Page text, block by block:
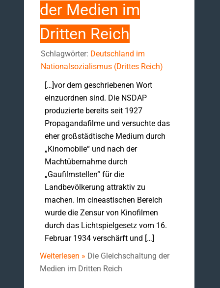
der Medien im
Dritten Reich
Schlagwörter: Deutschland im
Nationalsozialismus (Drittes Reich)
[…]vor dem geschriebenen Wort
einzuordnen sind. Die NSDAP
produzierte bereits seit 1927
Propagandafilme und versuchte das
eher großstädtische Medium durch
„Kinomobile“ und nach der
Machtübernahme durch
„Gaufilmstellen“ für die
Landbevölkerung attraktiv zu
machen. Im cineastischen Bereich
wurde die Zensur von Kinofilmen
durch das Lichtspielgesetz vom 16.
Februar 1934 verschärft und […]
Weiterlesen » Die Gleichschaltung der
Medien im Dritten Reich